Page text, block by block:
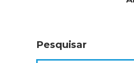
Pesquisar